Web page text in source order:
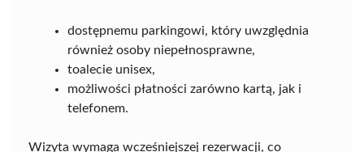
dostępnemu parkingowi, który uwzględnia
również osoby niepełnosprawne,
toalecie unisex,
możliwości płatności zarówno kartą, jak i
telefonem.
Wizyta wymaga wcześniejszej rezerwacji, co